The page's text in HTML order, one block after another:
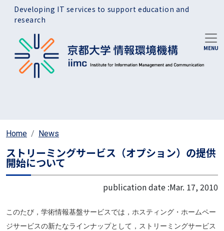
Skip to main content
Developing IT services to support education and
research
Home News
ストリーミングサービス（オプション）の提供
開始について
publication date :Mar. 17, 2010
このたび，学術情報基盤サービスでは，ホスティング・ホームペー
ジサービスの新たなラインナップとして，ストリーミングサービス